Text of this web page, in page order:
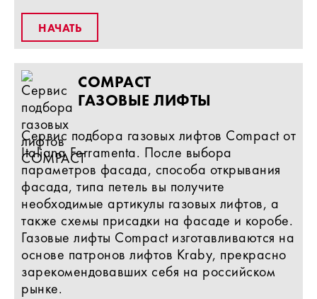
НАЧАТЬ
COMPACT
ГАЗОВЫЕ ЛИФТЫ
Сервис подбора газовых лифтов Compact от
Italiana Ferramenta. После выбора
параметров фасада, способа открывания
фасада, типа петель вы получите
необходимые артикулы газовых лифтов, а
также схемы присадки на фасаде и коробе.
Газовые лифты Compact изготавливаются на
основе патронов лифтов Kraby, прекрасно
зарекомендовавших себя на российском
рынке.